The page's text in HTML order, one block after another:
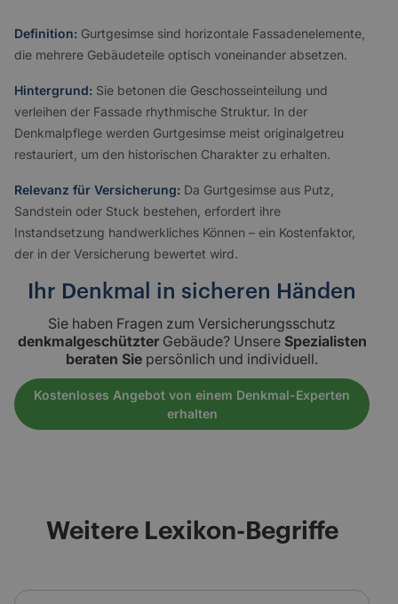
Definition: Gurtgesimse sind horizontale Fassadenelemente,
die mehrere Gebäudeteile optisch voneinander absetzen.
Hintergrund: Sie betonen die Geschosseinteilung und
verleihen der Fassade rhythmische Struktur. In der
Denkmalpflege werden Gurtgesimse meist originalgetreu
restauriert, um den historischen Charakter zu erhalten.
Relevanz für Versicherung: Da Gurtgesimse aus Putz,
Sandstein oder Stuck bestehen, erfordert ihre
Instandsetzung handwerkliches Können – ein Kostenfaktor,
der in der Versicherung bewertet wird.
Ihr Denkmal in sicheren Händen
Sie haben Fragen zum Versicherungsschutz
denkmalgeschützterGebäude? Unsere Spezialisten
beraten Sie persönlich und individuell.
Kostenloses Angebot von einem Denkmal-Experten
erhalten
Weitere Lexikon-Begriffe